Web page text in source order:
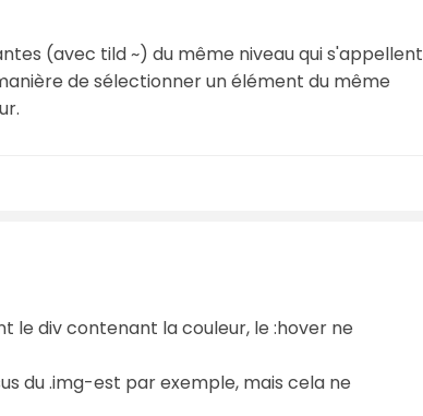
(avec tild ~) du même niveau qui s'appellent
de sélectionner un élément du même
le div contenant la couleur, le :hover ne
du .img-est par exemple, mais cela ne